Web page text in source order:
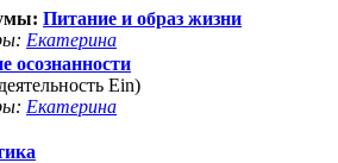
Питание и образ жизни
Екатерина
осознанности
Ein)
Екатерина